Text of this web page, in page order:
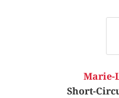
Marie-
Short-